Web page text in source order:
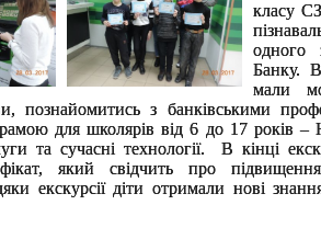
класу
одного
Банку. В
мали
познайомитись з банківськими
для школярів від 6 до 17 років –
та сучасні технології. В кінці
який свідчить про
екскурсії діти отримали нові